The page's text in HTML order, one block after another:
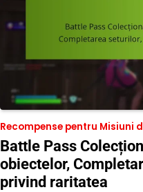
Recompense pentru Misiuni
Battle Pass
obiectelor,
privind raritatea